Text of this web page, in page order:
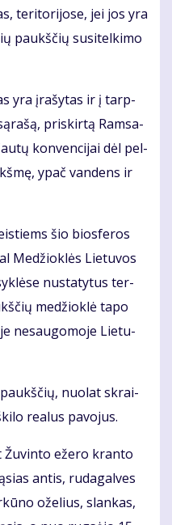
te­ri­to­ri­jo­se, jei jos yra
paukš­čių su­si­tel­ki­mo
yra įra­šy­tas ir į tarp­
pri­skir­tą Ram­sa­
kon­ven­ci­jai dėl pel­
ypač van­dens ir
šio bios­fe­ros
Me­džiok­lės Lie­tu­vos
nu­sta­ty­tus ter­
me­džiok­lė ta­po
ne­sau­go­mo­je Lie­tu­
nuo­lat skrai­
re­a­lus pa­vo­jus.
eže­ro kran­to
an­tis, ru­da­gal­ves
ože­lius, slan­kas,